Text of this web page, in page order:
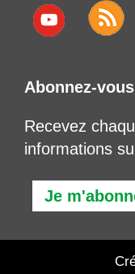
Abonnez-
Recevez
informations
Je